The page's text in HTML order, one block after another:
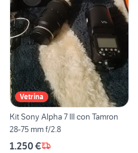
Vetrina
Kit Sony Alpha 7 III con Tamron
28-75 mm f/2.8
1.250 €